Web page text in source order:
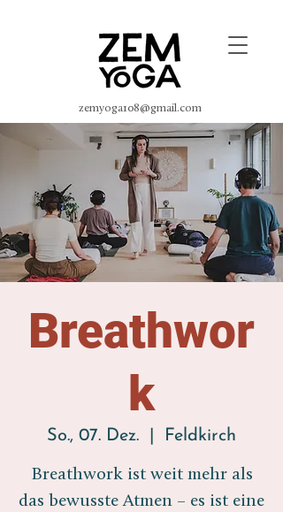
zemyoga108@gmail.com
Breathwor
k
So., 07. Dez. Feldkirch
Breathwork ist weit mehr als
das bewusste Atmen – es ist eine